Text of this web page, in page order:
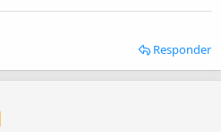
Responder